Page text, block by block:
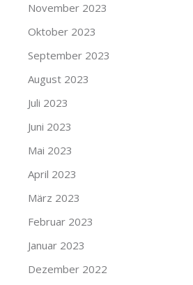
November 2023
Oktober 2023
September 2023
August 2023
Juli 2023
Juni 2023
Mai 2023
April 2023
März 2023
Februar 2023
Januar 2023
Dezember 2022